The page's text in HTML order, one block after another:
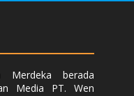
Merdeka berada
Media PT. Wen